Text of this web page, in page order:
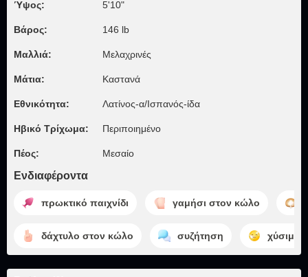
Ύψος: 5'10"
Βάρος: 146 lb
Μαλλιά: Μελαχρινές
Μάτια: Καστανά
Εθνικότητα: Λατίνος-α/Ισπανός-ίδα
Ηβικό Τρίχωμα: Περιποιημένο
Πέος: Μεσαίο
Ενδιαφέροντα
πρωκτικό παιχνίδι γαμήσι στον κώλο
δάχτυλο στον κώλο συζήτηση χύσιμο